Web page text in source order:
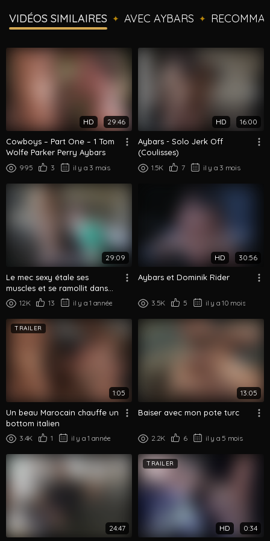
VIDÉOS SIMILAIRES ✦ AVEC AYBARS ✦
HD 29:46
Cowboys – Part One – 1 Tom
Wolfe Parker Perry Aybars
995 3 il y a 3 mois
HD 16:00
Aybars - Solo Jerk Off
(Coulisses)
1.5K 7 il y a 3 mois
29:09
Le mec sexy étale ses
muscles et se ramollit dans
son slip
12K 13 il y a 1 année
HD 30:56
Aybars et Dominik Rider
3.5K 5 il y a 10 mois
TRAILER
1:05
Un beau Marocain chauffe un
bottom italien
3.4K 1 il y a 1 année
13:05
Baiser avec mon pote turc
2.2K 6 il y a 5 mois
24:47
TRAILER
HD 0:34